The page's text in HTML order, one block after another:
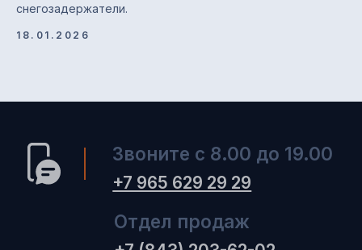
снегозадержатели.
18.01.2026